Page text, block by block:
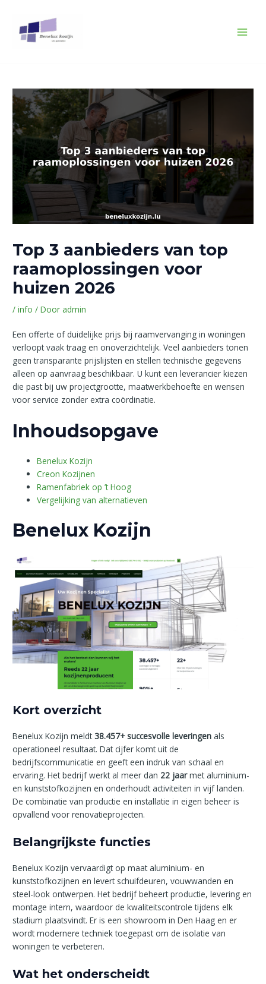
Top 3 aanbieders van top
raamoplossingen voor
huizen 2026
/info / Door admin
Een offerte of duidelijke prijs bij raamvervanging in woningen
verloopt vaak traag en onoverzichtelijk. Veel aanbieders tonen
geen transparante prijslijsten en stellen technische gegevens
alleen op aanvraag beschikbaar. U kunt een leverancier kiezen
die past bij uw projectgrootte, maatwerkbehoefte en wensen
voor service zonder extra coördinatie.
Inhoudsopgave
Benelux Kozijn
Creon Kozijnen
Ramenfabriek op ’t Hoog
Vergelijking van alternatieven
Benelux Kozijn
Kort overzicht
Benelux Kozijn meldt38.457+ succesvolle leveringen als
operationeel resultaat. Dat cijfer komt uit de
bedrijfscommunicatie en geeft een indruk van schaal en
ervaring. Het bedrijf werkt al meer dan 22 jaarmet aluminium-
en kunststofkozijnen en onderhoudt activiteiten in vijf landen.
De combinatie van productie en installatie in eigen beheer is
opvallend voor renovatieprojecten.
Belangrijkste functies
Benelux Kozijn vervaardigt op maat aluminium- en
kunststofkozijnen en levert schuifdeuren, vouwwanden en
steel-look ontwerpen. Het bedrijf beheert productie, levering en
montage intern, waardoor de kwaliteitscontrole tijdens elk
stadium plaatsvindt. Er is een showroom in Den Haag en er
wordt modernere techniek toegepast om de isolatie van
woningen te verbeteren.
Wat het onderscheidt
navigatie